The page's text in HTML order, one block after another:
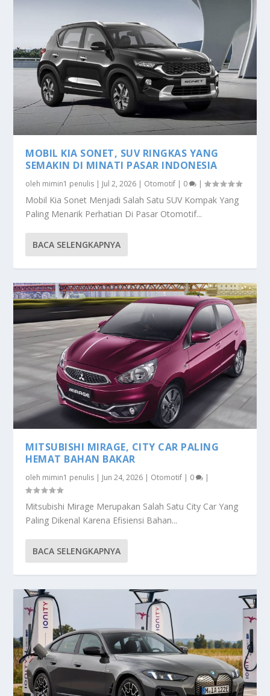
MOBIL KIA SONET, SUV RINGKAS YANG
SEMAKIN DI MINATI PASAR INDONESIA
oleh mimin1 penulis | Jul 2, 2026 | Otomotif | 0 |
Mobil Kia Sonet Menjadi Salah Satu SUV Kompak Yang
Paling Menarik Perhatian Di Pasar Otomotif...
BACA SELENGKAPNYA
MITSUBISHI MIRAGE, CITY CAR PALING
HEMAT BAHAN BAKAR
oleh mimin1 penulis | Jun 24, 2026 | Otomotif | 0 |
Mitsubishi Mirage Merupakan Salah Satu City Car Yang
Paling Dikenal Karena Efisiensi Bahan...
BACA SELENGKAPNYA